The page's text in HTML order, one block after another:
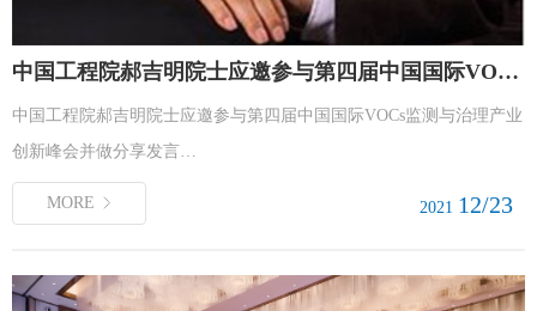
中国工程院郝吉明院士应邀参与第四届中国国际VOCs监测与治理产业创新峰会并做分享发言
中国工程院郝吉明院士应邀参与第四届中国国际VOCs监测与治理产业
创新峰会并做分享发言…
MORE 2021 12/23